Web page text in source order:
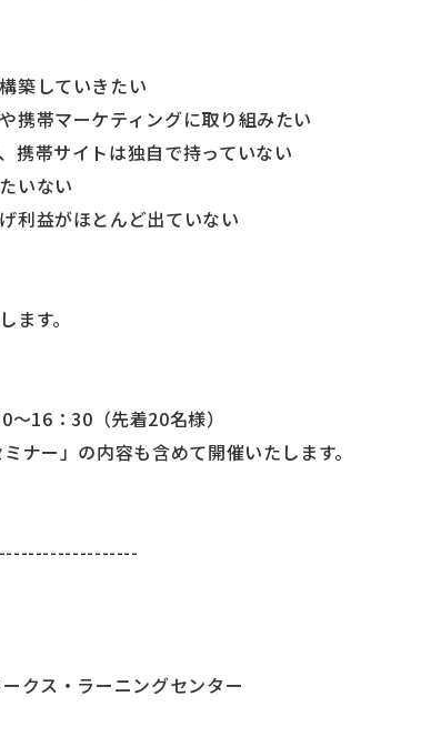
築していきたい
携帯マーケティングに取り組みたい
携帯サイトは独自で持っていない
いない
利益がほとんど出ていない
す。
16：30（先着20名様）
ナー」の内容も含めて開催いたします。
クス・ラーニングセンター